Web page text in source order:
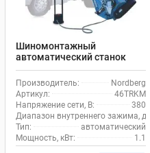
Шиномонтажный
автоматический станок
Nordberg 46TRKM для
грузового транспорта
Производитель:
Nordberg
Артикул:
46TRKM
Напряжение сети, В:
380
Диапазон внутреннего зажима,
Тип:
автоматический
Мощность, кВт:
1.1